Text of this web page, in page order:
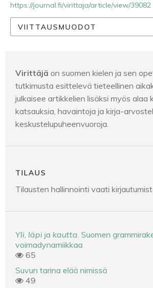
https://journal.fi/virittaja/article/view/39082
VIITTAUSMUODOT
Virittäjä on suomen kielen ja sen
tutkimusta esittelevä tieteellinen
julkaisee artikkelien lisäksi myös alaa
katsauksia, havaintoja ja kirja-
keskustelupuheenvuoroja.
TILAUS
Tilausten hallinnointi vaati
Yli läpi ja kautta . Suomen
voimadynamiikkaa
65
Suvun tarina elää nimissä
49